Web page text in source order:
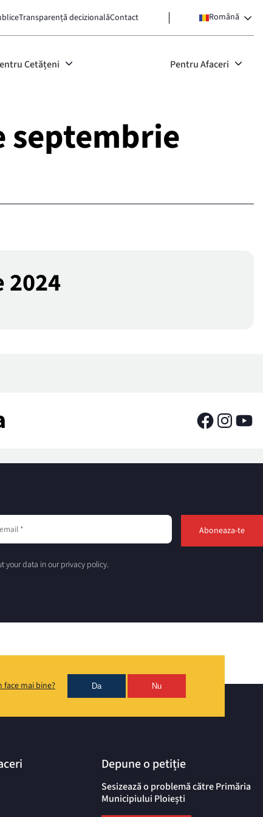
Transparență decizionalăContact Română
Cetățeni Pentru Afaceri
septembrie
your data in our privacy policy.
face mai bine? Da Nu
Depune o petiție
Sesizează o problemă către Primăria
Municipiului Ploiești